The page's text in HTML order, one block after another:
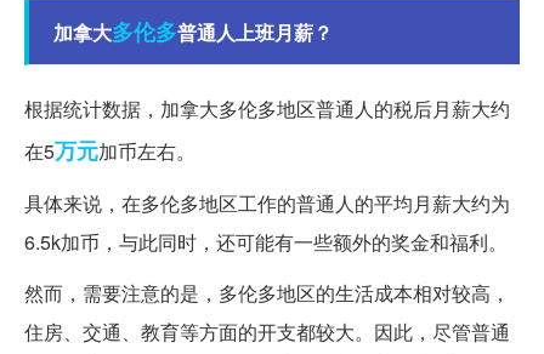
加拿大多伦多普通人上班月薪？
根据统计数据，加拿大多伦多地区普通人的税后月薪大约
在5万元加币左右。
具体来说，在多伦多地区工作的普通人的平均月薪大约为
6.5k加币，与此同时，还可能有一些额外的奖金和福利。
然而，需要注意的是，多伦多地区的生活成本相对较高，
住房、交通、教育等方面的开支都较大。因此，尽管普通